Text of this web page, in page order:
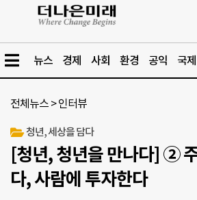
뉴스 경제 사회 환경 공익 국제
전체뉴스 >인터뷰
청년, 세상을 담다
[청년, 청년을 만나다] ②
다, 사람에 투자한다